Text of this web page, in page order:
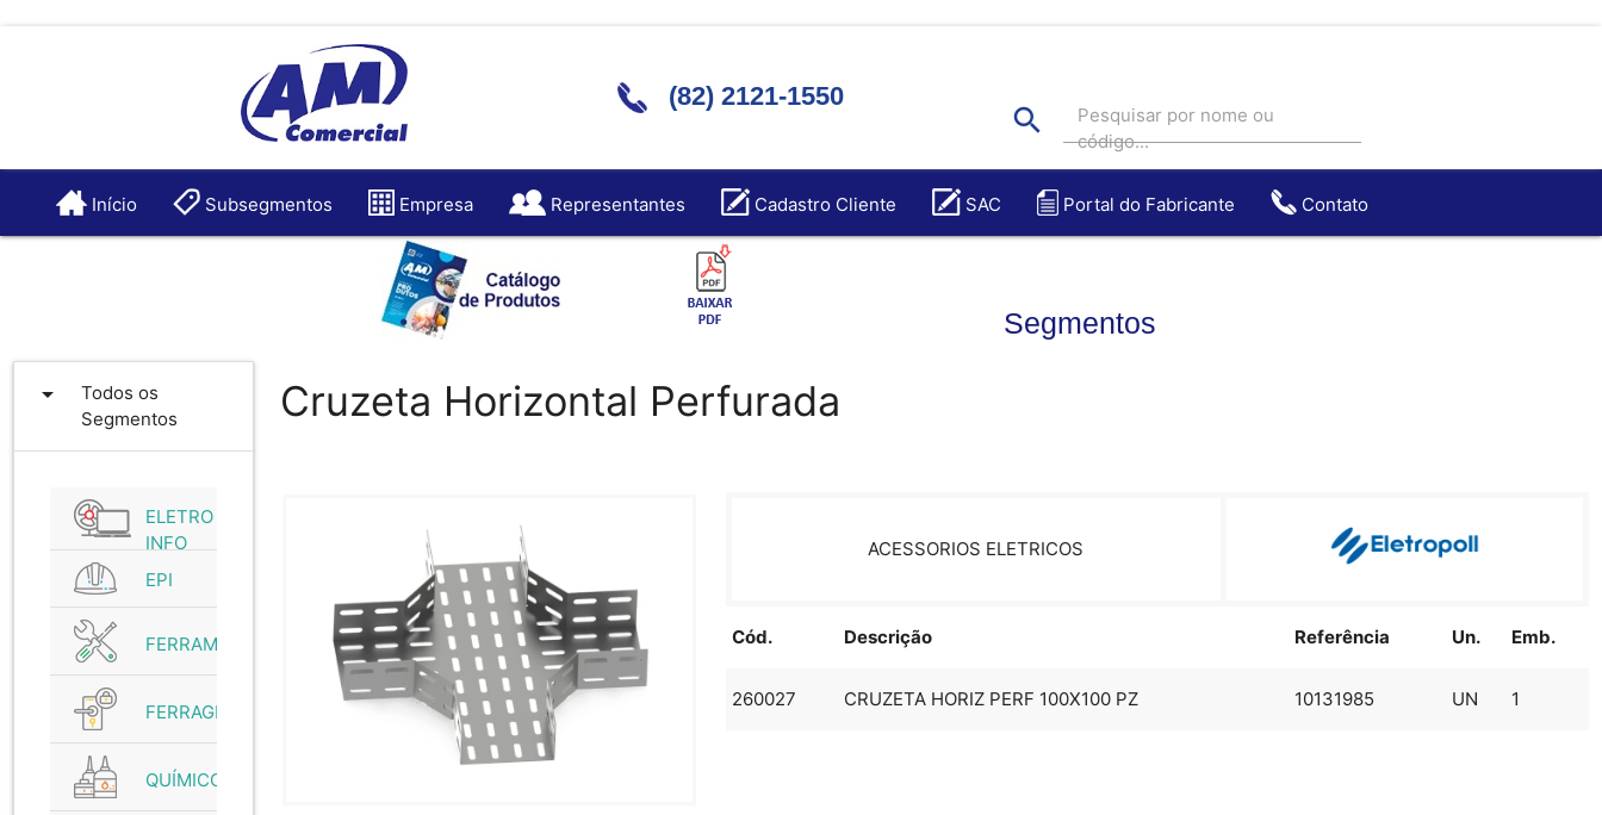
(82) 2121-1550
search
Pesquisar por nome ou
código...
Início Subsegmentos Empresa Representantes Cadastro Cliente SAC Portal do Fabricante Contato
Segmentos
arrow_drop_down
Todos os
Segmentos
ELETRO
INFO
EPI
FERRAMENTAS
FERRAGENS
QUÍMICO
Cruzeta Horizontal Perfurada
ACESSORIOS ELETRICOS
Cód. Descrição Referência Un. Emb.
260027 CRUZETA HORIZ PERF 100X100 PZ 10131985 UN 1